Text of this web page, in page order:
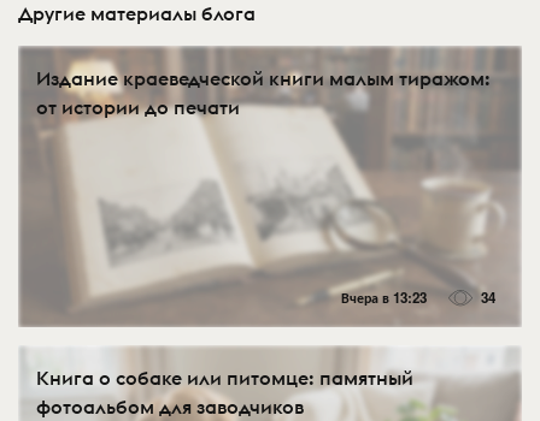
Другие материалы блога
Издание краеведческой книги малым тиражом:
от истории до печати
Вчера в 13:23 34
Книга о собаке или питомце: памятный
фотоальбом для заводчиков